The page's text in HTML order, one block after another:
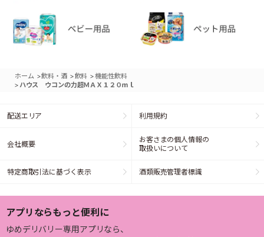
ホーム >飲料・酒 >飲料 >機能性飲料
> ハウス ウコンの力超ＭＡＸ１２０ｍｌ
配送エリア 利用規約
会社概要
お客さまの個人情報の
取扱いについて
特定商取引法に基づく表示 酒類販売管理者標識
アプリならもっと便利に
ゆめデリバリー専用アプリなら、